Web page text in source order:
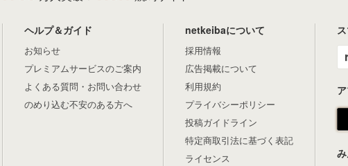
ヘルプ＆ガイド
お知らせ
プレミアムサービスのご案内
よくある質問・お問い合わせ
のめり込む不安のある方へ
netkeibaについて
採用情報
広告掲載について
利用規約
プライバシーポリシー
投稿ガイドライン
特定商取引法に基づく表記
ライセンス